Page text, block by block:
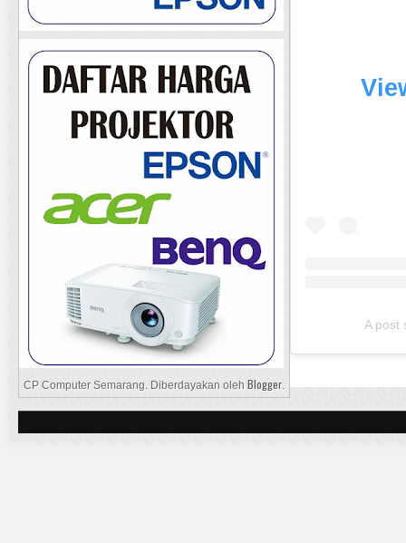
A post
CP Computer Semarang. Diberdayakan oleh Blogger.